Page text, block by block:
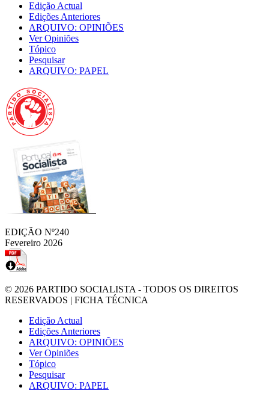
Edição Actual
Edições Anteriores
ARQUIVO: OPINIÕES
Ver Opiniões
Tópico
Pesquisar
ARQUIVO: PAPEL
EDIÇÃO Nº240
Fevereiro 2026
© 2026 PARTIDO SOCIALISTA - TODOS OS DIREITOS
RESERVADOS | FICHA TÉCNICA
Edição Actual
Edições Anteriores
ARQUIVO: OPINIÕES
Ver Opiniões
Tópico
Pesquisar
ARQUIVO: PAPEL